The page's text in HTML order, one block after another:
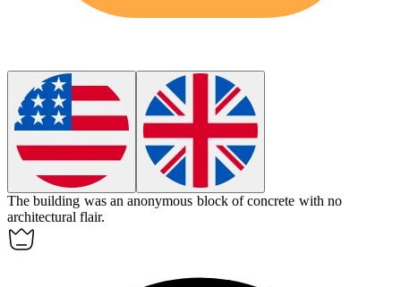
The building was ananonymous block of concrete with no
architectural flair.